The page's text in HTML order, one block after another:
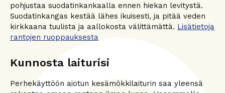
pohjustaa suodatinkankaalla ennen hiekan levitystä.
Suodatinkangas kestää lähes ikuisesti, ja pitää veden
kirkkaana tuulista ja aallokosta välittämättä. Lisätietoja
rantojen ruoppauksesta
Kunnosta laiturisi
Perhekäyttöön aiotun kesämökkilaiturin saa yleensä